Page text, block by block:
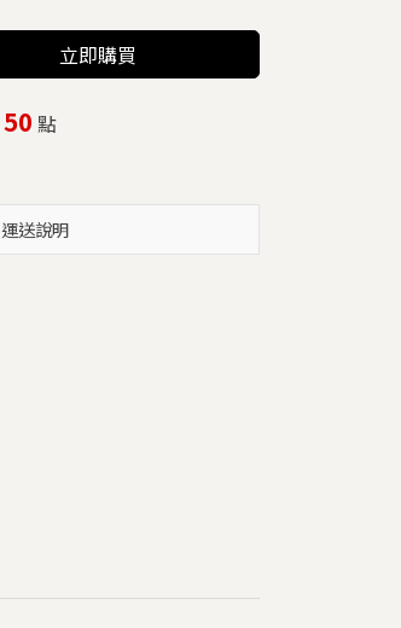
立即購買
50 點
運送說明